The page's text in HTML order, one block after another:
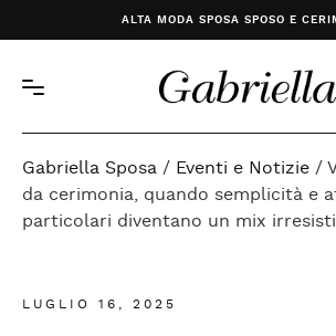
ALTA MODA SPOSA SPOSO E
Gabriella Sposa / Eventi e Notizie /
da cerimonia, quando semplicità e
particolari diventano un mix
LUGLIO 16, 2025